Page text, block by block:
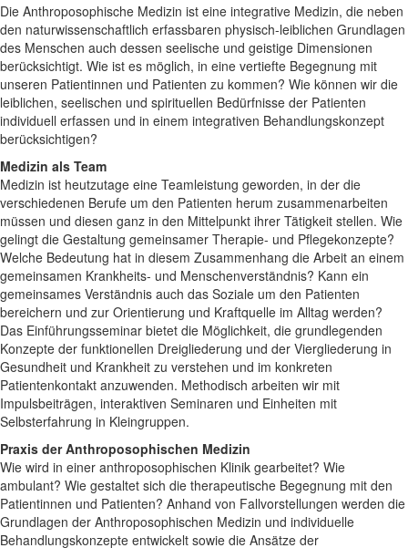
Die Anthroposophische Medizin ist eine integrative Medizin, die neben
den naturwissenschaftlich erfassbaren physisch-leiblichen Grundlagen
des Menschen auch dessen seelische und geistige Dimensionen
berücksichtigt. Wie ist es möglich, in eine vertiefte Begegnung mit
unseren Patientinnen und Patienten zu kommen? Wie können wir die
leiblichen, seelischen und spirituellen Bedürfnisse der Patienten
individuell erfassen und in einem integrativen Behandlungskonzept
berücksichtigen?
Medizin als Team
Medizin ist heutzutage eine Teamleistung geworden, in der die
verschiedenen Berufe um den Patienten herum zusammenarbeiten
müssen und diesen ganz in den Mittelpunkt ihrer Tätigkeit stellen. Wie
gelingt die Gestaltung gemeinsamer Therapie- und Pflegekonzepte?
Welche Bedeutung hat in diesem Zusammenhang die Arbeit an einem
gemeinsamen Krankheits- und Menschenverständnis? Kann ein
gemeinsames Verständnis auch das Soziale um den Patienten
bereichern und zur Orientierung und Kraftquelle im Alltag werden?
Das Einführungsseminar bietet die Möglichkeit, die grundlegenden
Konzepte der funktionellen Dreigliederung und der Viergliederung in
Gesundheit und Krankheit zu verstehen und im konkreten
Patientenkontakt anzuwenden. Methodisch arbeiten wir mit
Impulsbeiträgen, interaktiven Seminaren und Einheiten mit
Selbsterfahrung in Kleingruppen.
Praxis der Anthroposophischen Medizin
Wie wird in einer anthroposophischen Klinik gearbeitet? Wie
ambulant? Wie gestaltet sich die therapeutische Begegnung mit den
Patientinnen und Patienten? Anhand von Fallvorstellungen werden die
Grundlagen der Anthroposophischen Medizin und individuelle
Behandlungskonzepte entwickelt sowie die Ansätze der